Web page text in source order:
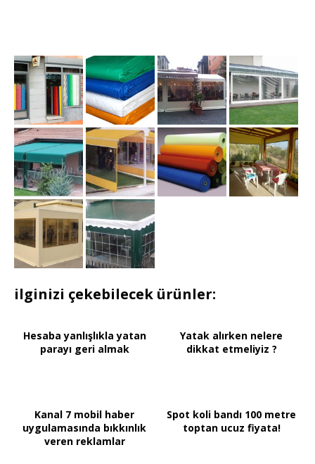
ilginizi çekebilecek ürünler:
Hesaba yanlışlıkla yatan
parayı geri almak
Yatak alırken nelere
dikkat etmeliyiz ?
Kanal 7 mobil haber
uygulamasında bıkkınlık
veren reklamlar
Spot koli bandı 100 metre
toptan ucuz fiyata!